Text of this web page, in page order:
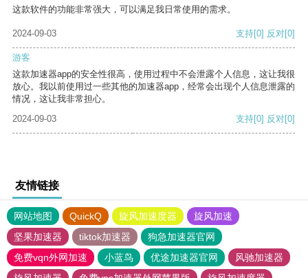
这款软件的功能非常强大，可以满足我日常使用的需求。
2024-09-03 支持[0] 反对[0]
游客
这款加速器app的安全性很高，使用过程中不会泄露个人信息，这让我很
放心。我以前使用过一些其他的加速器app，经常会出现个人信息泄露的
情况，这让我非常担心。
2024-09-03
支持[0] 反对[0]
友情链接
网站地图 QuickQ 旋风加速度器
旋风加速
坚果加速器
tiktok加速器
狗急加速器官网
免费vqn外网加速
小蓝鸟 优途加速器官网
风驰加速器